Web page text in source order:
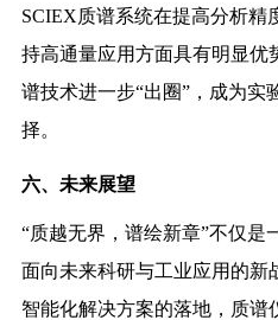
SCIEX质谱系统在提高分析精
持高通量应用方面具有明显优
谱技术进一步“出圈”，成为实
择。
六、未来展望
“质越无界，谱绘新章”不仅是
面向未来科研与工业应用的新
智能化解决方案的落地，质谱